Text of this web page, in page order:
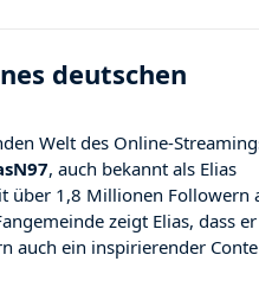
deutschen
Welt des Online-
, auch bekannt als Elias
über 1,8 Millionen Followern
zeigt Elias, dass er
auch ein inspirierender